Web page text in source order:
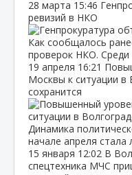
28 марта 15:46
ревизий в НКО
Как сообщалось
проверок НКО. Среди
19 апреля 16:21
Москвы к ситуации в
сохранится
Динамика
начале апреля стала
15 января 12:02 В
спецтехника МЧС